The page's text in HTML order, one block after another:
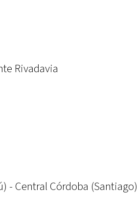
Rivadavia
- Central Córdoba (Santiago)